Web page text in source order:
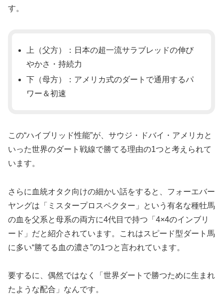
す。
上（父方）：日本の超一流サラブレッドの伸び
やかさ・持続力
下（母方）：アメリカ式のダートで通用するパ
ワー＆初速
この“ハイブリッド性能”が、サウジ・ドバイ・アメリカと
いった世界のダート戦線で勝てる理由の1つと考えられて
います。
さらに血統オタク向けの細かい話をすると、フォーエバー
ヤングは「ミスタープロスペクター」という有名な種牡馬
の血を父系と母系の両方に4代目で持つ「4×4のインブリ
ード」だと紹介されています。これはスピード型ダート馬
に多い“勝てる血の濃さ”の1つと言われています。
要するに、偶然ではなく「世界ダートで勝つために生まれ
たような配合」なんです。